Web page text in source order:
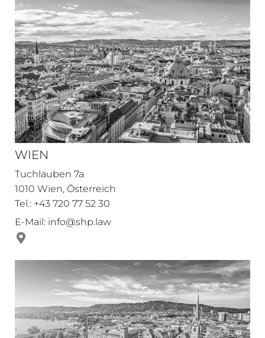
WIEN
Tuchlauben 7a
1010 Wien, Österreich
Tel.: +43 720 77 52 30
E-Mail: info@shp.law